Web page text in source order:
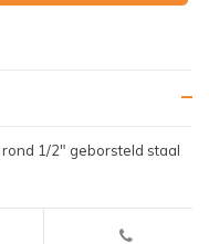
1/2" geborsteld staal